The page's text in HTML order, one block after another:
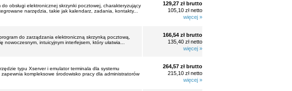
obsługi elektronicznej skrzynki pocztowej, charakteryzujący
narzędzia, takie jak kalendarz, zadania, kontakty...
129,27 zł brutto
105,10 zł netto
więcej »
do zarządzania elektroniczną skrzynką pocztową,
intuicyjnym interfejsem, który ułatwia...
166,54 zł brutto
135,40 zł netto
więcej »
typu Xserver i emulator terminala dla systemu
kompleksowe środowisko pracy dla administratorów
264,57 zł brutto
215,10 zł netto
więcej »